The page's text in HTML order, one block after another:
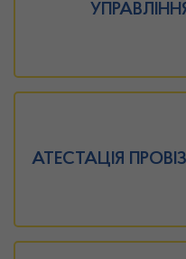
АТЕСТАЦІЯ